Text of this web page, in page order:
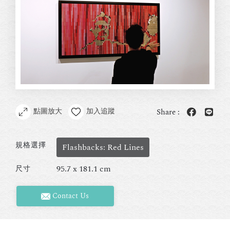
點圖放大 加入追蹤 Share :
規格選擇 Flashbacks: Red Lines
尺寸 95.7 x 181.1 cm
Contact Us